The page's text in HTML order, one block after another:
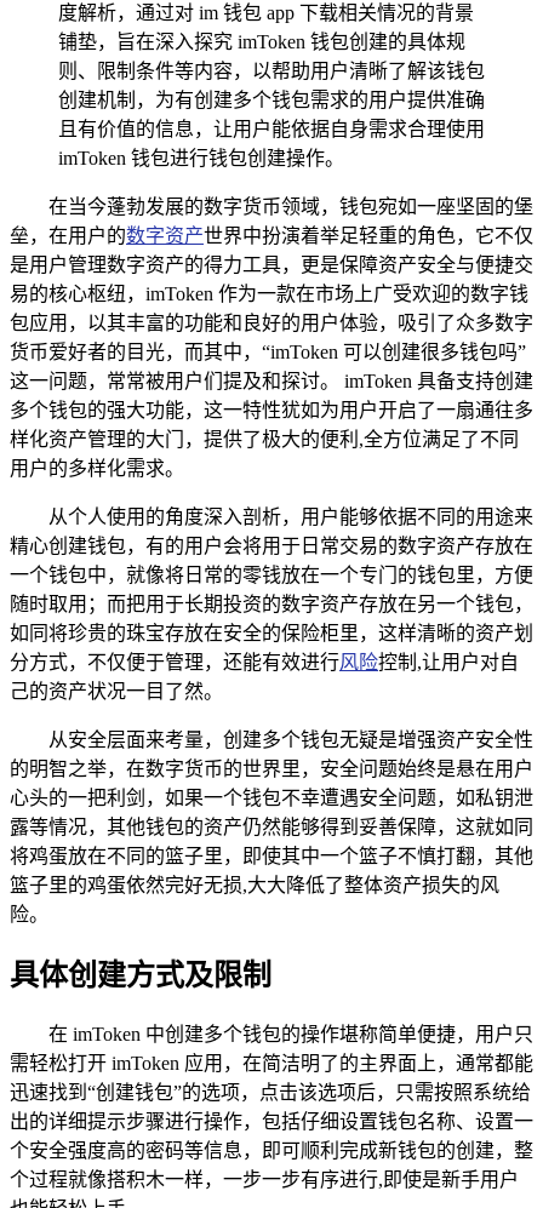
度解析，通过对 im 钱包 app 下载相关情况的背景
铺垫，旨在深入探究 imToken 钱包创建的具体规
则、限制条件等内容，以帮助用户清晰了解该钱包
创建机制，为有创建多个钱包需求的用户提供准确
且有价值的信息，让用户能依据自身需求合理使用
imToken 钱包进行钱包创建操作。
在当今蓬勃发展的数字货币领域，钱包宛如一座坚固的堡
垒，在用户的数字资产世界中扮演着举足轻重的角色，它不仅
是用户管理数字资产的得力工具，更是保障资产安全与便捷交
易的核心枢纽，imToken 作为一款在市场上广受欢迎的数字钱
包应用，以其丰富的功能和良好的用户体验，吸引了众多数字
货币爱好者的目光，而其中，“imToken 可以创建很多钱包吗”
这一问题，常常被用户们提及和探讨。 imToken 具备支持创建
多个钱包的强大功能，这一特性犹如为用户开启了一扇通往多
样化资产管理的大门，提供了极大的便利,全方位满足了不同
用户的多样化需求。
从个人使用的角度深入剖析，用户能够依据不同的用途来
精心创建钱包，有的用户会将用于日常交易的数字资产存放在
一个钱包中，就像将日常的零钱放在一个专门的钱包里，方便
随时取用；而把用于长期投资的数字资产存放在另一个钱包，
如同将珍贵的珠宝存放在安全的保险柜里，这样清晰的资产划
分方式，不仅便于管理，还能有效进行风险控制,让用户对自
己的资产状况一目了然。
从安全层面来考量，创建多个钱包无疑是增强资产安全性
的明智之举，在数字货币的世界里，安全问题始终是悬在用户
心头的一把利剑，如果一个钱包不幸遭遇安全问题，如私钥泄
露等情况，其他钱包的资产仍然能够得到妥善保障，这就如同
将鸡蛋放在不同的篮子里，即使其中一个篮子不慎打翻，其他
篮子里的鸡蛋依然完好无损,大大降低了整体资产损失的风
险。
具体创建方式及限制
在 imToken 中创建多个钱包的操作堪称简单便捷，用户只
需轻松打开 imToken 应用，在简洁明了的主界面上，通常都能
迅速找到“创建钱包”的选项，点击该选项后，只需按照系统给
出的详细提示步骤进行操作，包括仔细设置钱包名称、设置一
个安全强度高的密码等信息，即可顺利完成新钱包的创建，整
个过程就像搭积木一样，一步一步有序进行,即使是新手用户